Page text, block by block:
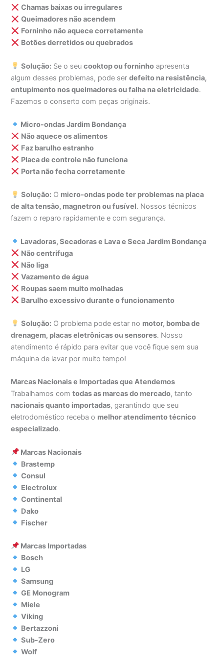
Chamas baixas ou irregulares
Queimadores não acendem
Forninho não aquece corretamente
Botões derretidos ou quebrados
Solução: Se o seucooktop ou forninho apresenta
algum desses problemas, pode serdefeito na resistência,
entupimento nos queimadores ou falha na eletricidade.
Fazemos o conserto com peças originais.
Micro-ondas Jardim Bondança
Não aquece os alimentos
Faz barulho estranho
Placa de controle não funciona
Porta não fecha corretamente
Solução: O micro-ondas pode ter problemas na placa
de alta tensão, magnetron ou fusível. Nossos técnicos
fazem o reparo rapidamente e com segurança.
Lavadoras, Secadoras e Lava e Seca Jardim Bondança
Não centrifuga
Não liga
Vazamento de água
Roupas saem muito molhadas
Barulho excessivo durante o funcionamento
Solução: O problema pode estar no motor, bomba de
drenagem, placas eletrônicas ou sensores. Nosso
atendimento é rápido para evitar que você fique sem sua
máquina de lavar por muito tempo!
Marcas Nacionais e Importadas que Atendemos
Trabalhamos comtodas as marcas do mercado, tanto
nacionais quanto importadas, garantindo que seu
eletrodoméstico receba o melhor atendimento técnico
especializado.
Marcas Nacionais
Brastemp
Consul
Electrolux
Continental
Dako
Fischer
Marcas Importadas
Bosch
LG
Samsung
GE Monogram
Miele
Viking
Bertazzoni
Sub-Zero
Wolf